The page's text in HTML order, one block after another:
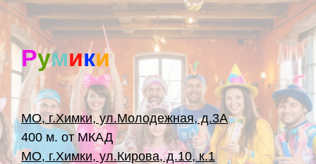
Румики
МО, г.Химки, ул.Молодежная, д.3А
400 м. от МКАД
МО, г.Химки, ул.Кирова, д.10, к.1